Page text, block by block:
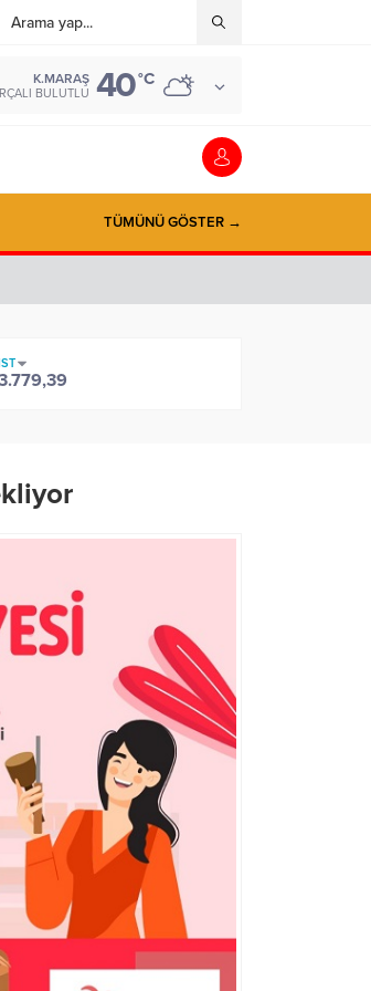
K.MARAŞ
BULUTLU 40°C
TÜMÜNÜ GÖSTER →
UKOME
Başkan Görgel, Bakan
Makamında Ağırladı